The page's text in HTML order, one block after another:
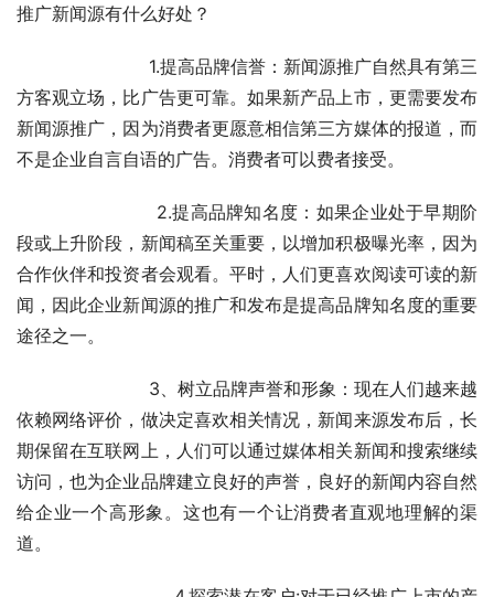
推广新闻源有什么好处？
方客观立场，比广告更可靠。如果新产品上市，更需要发布
新闻源推广，因为消费者更愿意相信第三方媒体的报道，而
不是企业自言自语的广告。消费者可以费者接受。
段或上升阶段，新闻稿至关重要，以增加积极曝光率，因为
合作伙伴和投资者会观看。平时，人们更喜欢阅读可读的新
闻，因此企业新闻源的推广和发布是提高品牌知名度的重要
途径之一。
依赖网络评价，做决定喜欢相关情况，新闻来源发布后，长
期保留在互联网上，人们可以通过媒体相关新闻和搜索继续
访问，也为企业品牌建立良好的声誉，良好的新闻内容自然
给企业一个高形象。这也有一个让消费者直观地理解的渠
道。